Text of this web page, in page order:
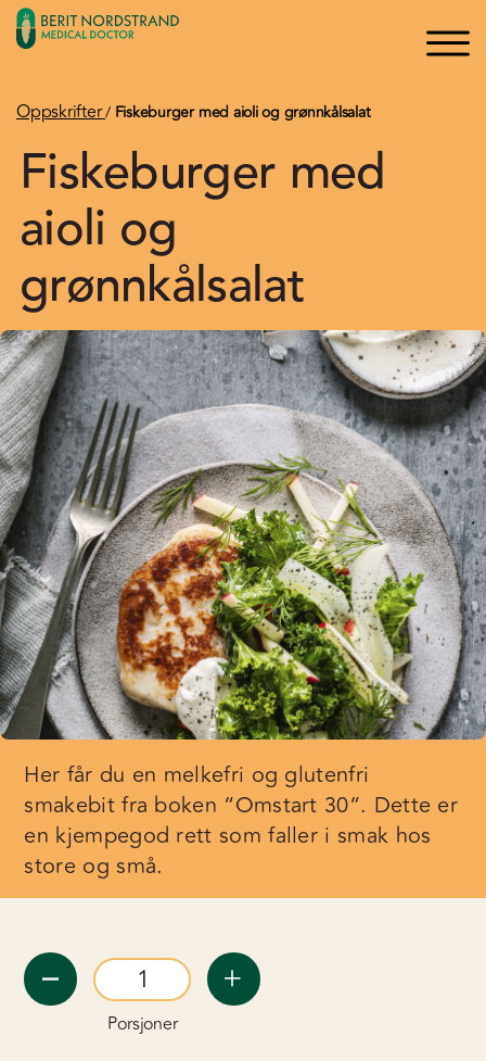
Søk ×
Bli medlem
Oppskrifter
Kurs og Foredrag
Bøker
×
Oppskrifter/ Fiskeburger med aioli og grønnkålsalat
Fiskeburger med
aioli og
grønnkålsalat
Her får du en melkefri og glutenfri
smakebit fra boken “Omstart 30“. Dette er
en kjempegod rett som faller i smak hos
store og små.
Porsjoner